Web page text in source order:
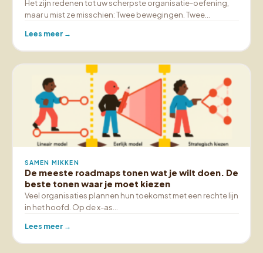
Het zijn redenen tot uw scherpste organisatie-oefening,
maar u mist ze misschien: Twee bewegingen. Twee…
Lees meer →
SAMEN MIKKEN
De meeste roadmaps tonen wat je wilt doen. De
beste tonen waar je moet kiezen
Veel organisaties plannen hun toekomst met een rechte lijn
in het hoofd. Op de x-as…
Lees meer →